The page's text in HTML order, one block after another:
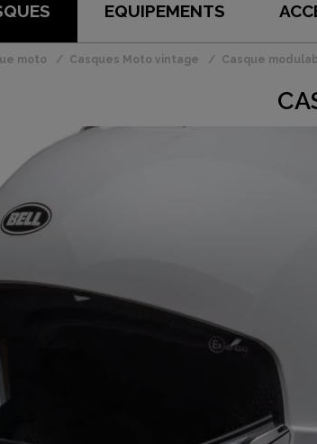
EQUIPEMENTS
moto Casques Moto vintage Casque